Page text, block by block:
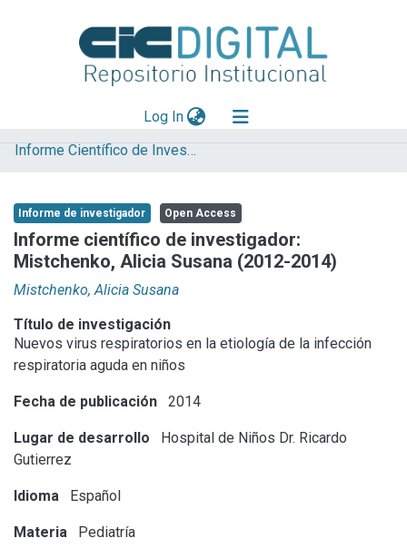
Log In(current)
Explorar
Aportar material
Statistics
Informe Científico de Investigador
Informe de investigador Open Access
Informe científico de investigador:
Mistchenko, Alicia Susana (2012-2014)
Mistchenko, Alicia Susana
Título de investigación
Nuevos virus respiratorios en la etiología de la infección
respiratoria aguda en niños
Fecha de publicación 2014
Lugar de desarrollo
Hospital de Niños Dr. Ricardo
Gutierrez
Idioma Español
Materia Pediatría